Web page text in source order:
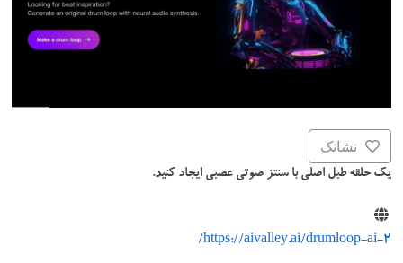
نشانک
یک حلقه طبل اصلی با سنتز صوتی عصبی ایجاد کنید.
https://aivalley.ai/drumloop-ai-2/